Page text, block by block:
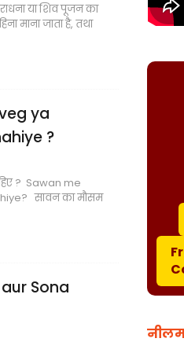
या शिव पूजन का
माना जाता है, तथा
ya
?
? Sawan me
सावन का मौसम
Sona
नीलम